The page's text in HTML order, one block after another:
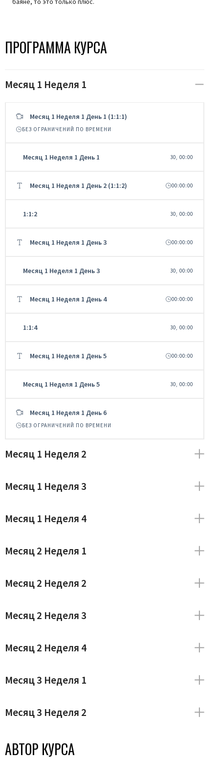
ПРОГРАММА КУРСА
Месяц 1 Неделя 1
Месяц 1 Неделя 1 День 1 (1:1:1)
БЕЗ ОГРАНИЧЕНИЙ ПО ВРЕМЕНИ
Месяц 1 Неделя 1 День 1 30, 00:00
Месяц 1 Неделя 1 День 2 (1:1:2) 00:00:00
1:1:2 30, 00:00
Месяц 1 Неделя 1 День 3 00:00:00
Месяц 1 Неделя 1 День 3 30, 00:00
Месяц 1 Неделя 1 День 4 00:00:00
1:1:4 30, 00:00
Месяц 1 Неделя 1 День 5 00:00:00
Месяц 1 Неделя 1 День 5 30, 00:00
Месяц 1 Неделя 1 День 6
БЕЗ ОГРАНИЧЕНИЙ ПО ВРЕМЕНИ
Месяц 1 Неделя 2
Месяц 1 Неделя 3
Месяц 1 Неделя 4
Месяц 2 Неделя 1
Месяц 2 Неделя 2
Месяц 2 Неделя 3
Месяц 2 Неделя 4
Месяц 3 Неделя 1
Месяц 3 Неделя 2
АВТОР КУРСА